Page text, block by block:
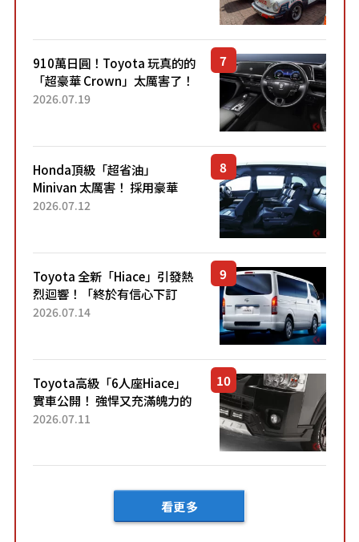
910萬日圓！Toyota 玩真的的
「超豪華 Crown」太厲害了！
採用由「匠人技藝」打造的
2026.07.19
Honda頂級「超省油」
Minivan 太厲害！ 採用豪華
「真皮座椅」與專屬「黑色內
「三...
2026.07.12
Toyota 全新「Hiace」引發熱
烈迴響！「終於有信心下訂
了！」「哪個等級交車最
車？...
2026.07.14
Toyota高級「6人座Hiace」
實車公開！ 強悍又充滿魄力的
「全黑設計」搭配特別「豪華
2026.07.11
看更多